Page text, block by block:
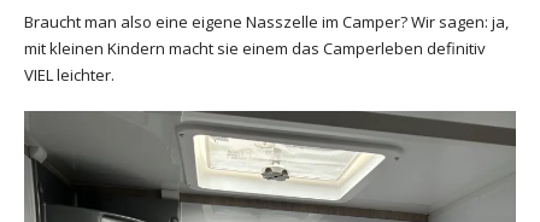
Braucht man also eine eigene Nasszelle im Camper? Wir sagen: ja,
mit kleinen Kindern macht sie einem das Camperleben definitiv
VIEL leichter.